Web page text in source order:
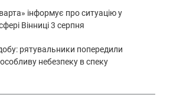
інформує про ситуацію у
Вінниці 3 серпня
рятувальники попередили
небезпеку в спеку